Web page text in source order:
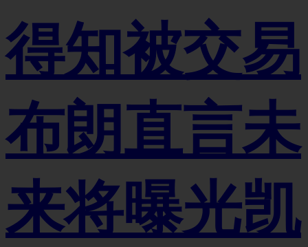
得知被交易
布朗直言未
来将曝光凯